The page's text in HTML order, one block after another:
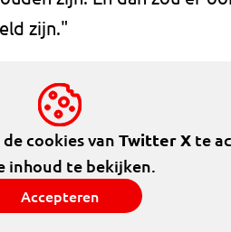
zijn."
cookies van Twitter Xte
inhoud te bekijken.
Accepteren